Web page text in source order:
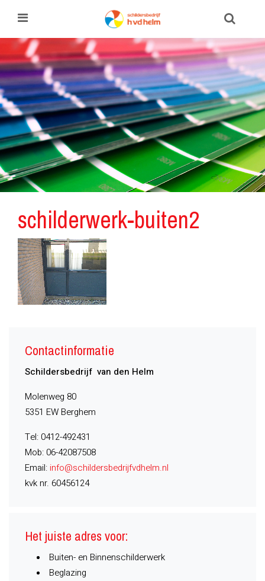
schilderwerk-buiten2
Contactinformatie
Schildersbedrijf van den Helm
Molenweg 80
5351 EW Berghem
Tel: 0412-492431
Mob: 06-42087508
Email: info@schildersbedrijfvdhelm.nl
kvk nr. 60456124
Het juiste adres voor:
Buiten- en Binnenschilderwerk
Beglazing